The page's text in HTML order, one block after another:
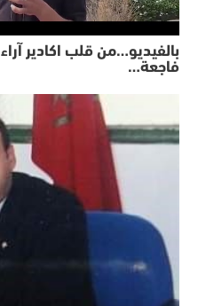
بالفيديو…من قلب اكادير
فاجعة…